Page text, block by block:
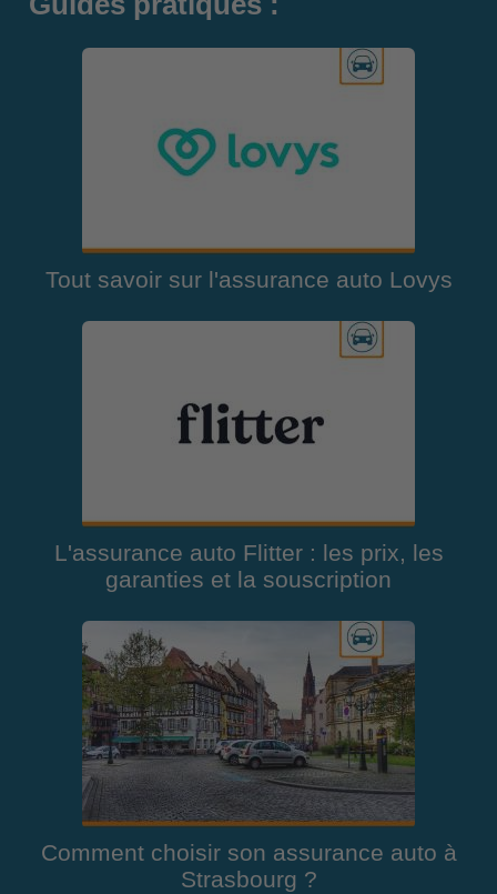
Tout savoir sur l'assurance auto Lovys
L'assurance auto Flitter : les prix, les
garanties et la souscription
Comment choisir son assurance auto à
Strasbourg ?